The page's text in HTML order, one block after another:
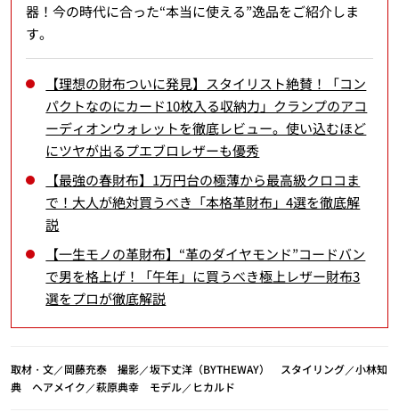
器！今の時代に合った“本当に使える”逸品をご紹介しま
す。
【理想の財布ついに発見】スタイリスト絶賛！「コン
パクトなのにカード10枚入る収納力」クランプのアコ
ーディオンウォレットを徹底レビュー。使い込むほど
にツヤが出るプエブロレザーも優秀
【最強の春財布】1万円台の極薄から最高級クロコま
で！大人が絶対買うべき「本格革財布」4選を徹底解
説
【一生モノの革財布】“革のダイヤモンド”コードバン
で男を格上げ！「午年」に買うべき極上レザー財布3
選をプロが徹底解説
取材・文／岡藤充泰 撮影／坂下丈洋（BYTHEWAY） スタイリング／小林知
典 ヘアメイク／萩原典幸 モデル／ヒカルド